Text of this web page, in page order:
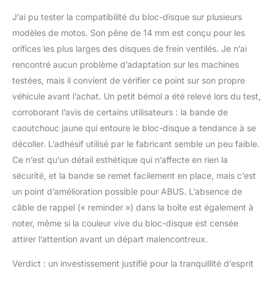
J’ai pu tester la compatibilité du bloc-disque sur plusieurs
modèles de motos. Son pêne de 14 mm est conçu pour les
orifices les plus larges des disques de frein ventilés. Je n’ai
rencontré aucun problème d’adaptation sur les machines
testées, mais il convient de vérifier ce point sur son propre
véhicule avant l’achat. Un petit bémol a été relevé lors du test,
corroborant l’avis de certains utilisateurs : la bande de
caoutchouc jaune qui entoure le bloc-disque a tendance à se
décoller. L’adhésif utilisé par le fabricant semble un peu faible.
Ce n’est qu’un détail esthétique qui n’affecte en rien la
sécurité, et la bande se remet facilement en place, mais c’est
un point d’amélioration possible pour ABUS. L’absence de
câble de rappel (« reminder ») dans la boîte est également à
noter, même si la couleur vive du bloc-disque est censée
attirer l’attention avant un départ malencontreux.
Verdict : un investissement justifié pour la tranquillité d’esprit